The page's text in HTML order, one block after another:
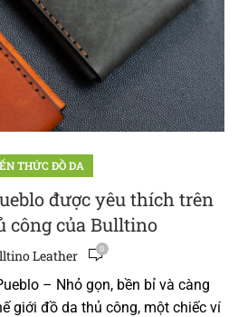
THỨC ĐỒ DA
được yêu thích trên
công của Bulltino
Leather 0
– Nhỏ gọn, bền bỉ và càng
giới đồ da thủ công, một chiếc ví